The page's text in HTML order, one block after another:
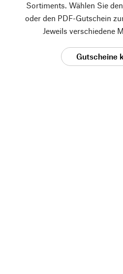
Sortiments. Wählen Sie
oder den PDF-Gutschein
Jeweils verschiedene
Gutscheine